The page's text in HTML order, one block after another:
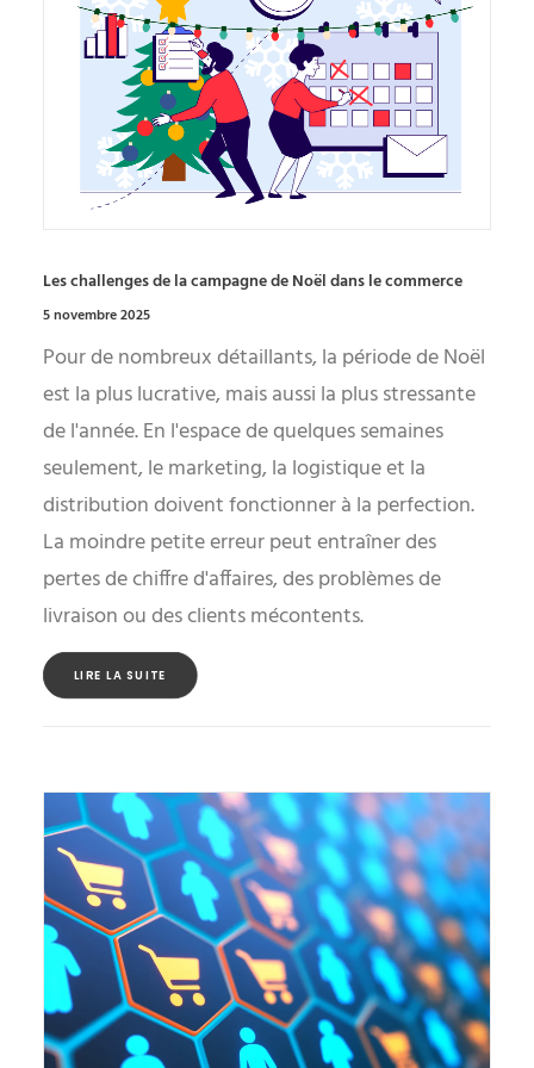
Les challenges de la campagne de Noël dans le commerce
5 novembre 2025
Pour de nombreux détaillants, la période de Noël
est la plus lucrative, mais aussi la plus stressante
de l'année. En l'espace de quelques semaines
seulement, le marketing, la logistique et la
distribution doivent fonctionner à la perfection.
La moindre petite erreur peut entraîner des
pertes de chiffre d'affaires, des problèmes de
livraison ou des clients mécontents.
LIRE LA SUITE